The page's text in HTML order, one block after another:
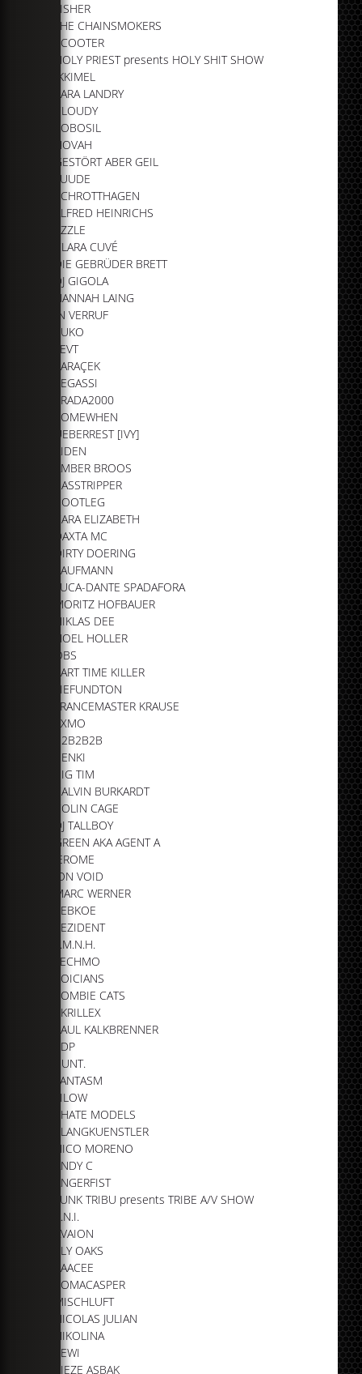
FISHER
THE CHAINSMOKERS
SCOOTER
HOLY PRIEST presents HOLY SHIT SHOW
IKKIMEL
SARA LANDRY
CLOUDY
KOBOSIL
NOVAH
GESTÖRT ABER GEIL
LUUDE
SCHROTTHAGEN
ALFRED HEINRICHS
AZZLE
CLARA CUVÉ
DIE GEBRÜDER BRETT
DJ GIGOLA
HANNAH LAING
IN VERRUF
KUKO
LEVT
PARAÇEK
PEGASSI
PRADA2000
SOMEWHEN
UEBERREST [IVY]
AIDEN
AMBER BROOS
BASSTRIPPER
BOOTLEG
CARA ELIZABETH
DAXTA MC
DIRTY DOERING
KAUFMANN
LUCA-DANTE SPADAFORA
MORITZ HOFBAUER
NIKLAS DEE
NOEL HOLLER
OBS
PART TIME KILLER
TIEFUNDTON
TRANCEMASTER KRAUSE
AXMO
B2B2B2B
BENKI
BIG TIM
CALVIN BURKARDT
COLIN CAGE
DJ TALLBOY
GREEN AKA AGENT A
JEROME
JON VOID
MARC WERNER
REBKOE
REZIDENT
T.M.N.H.
TECHMO
VOICIANS
ZOMBIE CATS
SKRILLEX
PAUL KALKBRENNER
SDP
BUNT.
FANTASM
FILOW
I HATE MODELS
KLANGKUENSTLER
NICO MORENO
ANDY C
ANGERFIST
FUNK TRIBU presents TRIBE A/V SHOW
A.N.I.
AVAION
ELY OAKS
KAACEE
KOMACASPER
MISCHLUFT
NICOLAS JULIAN
NIKOLINA
REWI
VIEZE ASBAK